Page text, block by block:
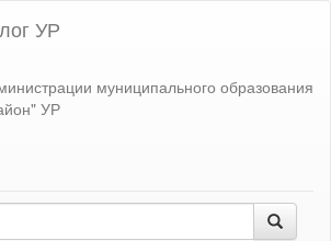
УР
муниципального образования
УР